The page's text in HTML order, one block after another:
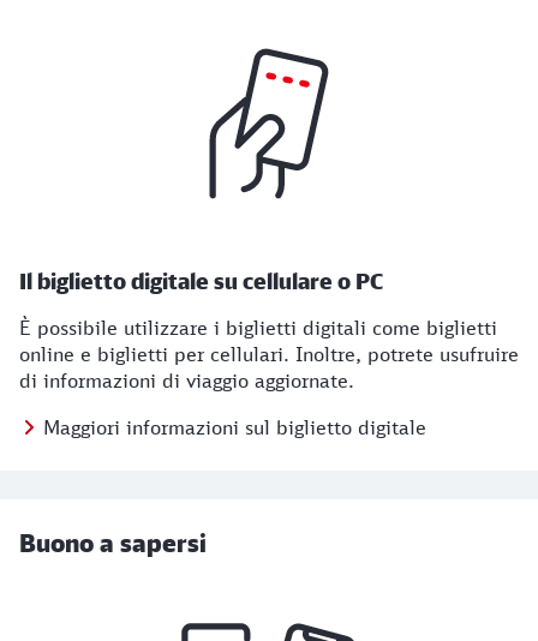
Il biglietto digitale su cellulare o PC
È possibile utilizzare i biglietti digitali come biglietti
online e biglietti per cellulari. Inoltre, potrete usufruire
di informazioni di viaggio aggiornate.
Maggiori informazioni sul biglietto digitale
Buono a sapersi